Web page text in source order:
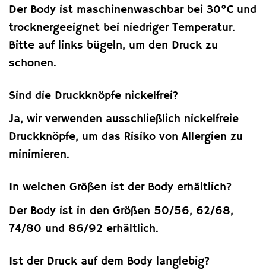
Der Body ist maschinenwaschbar bei 30°C und
trocknergeeignet bei niedriger Temperatur.
Bitte auf links bügeln, um den Druck zu
schonen.
Sind die Druckknöpfe nickelfrei?
Ja, wir verwenden ausschließlich nickelfreie
Druckknöpfe, um das Risiko von Allergien zu
minimieren.
In welchen Größen ist der Body erhältlich?
Der Body ist in den Größen 50/56, 62/68,
74/80 und 86/92 erhältlich.
Ist der Druck auf dem Body langlebig?